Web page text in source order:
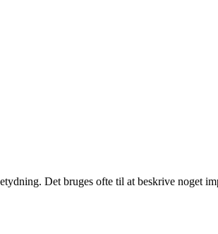
Det bruges ofte til at beskrive noget